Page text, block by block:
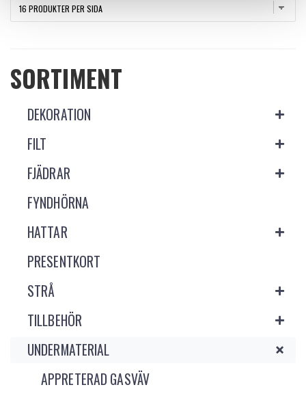
SORTIMENT
DEKORATION
FILT
FJÄDRAR
FYNDHÖRNA
HATTAR
PRESENTKORT
STRÅ
TILLBEHÖR
UNDERMATERIAL
APPRETERAD GASVÄV